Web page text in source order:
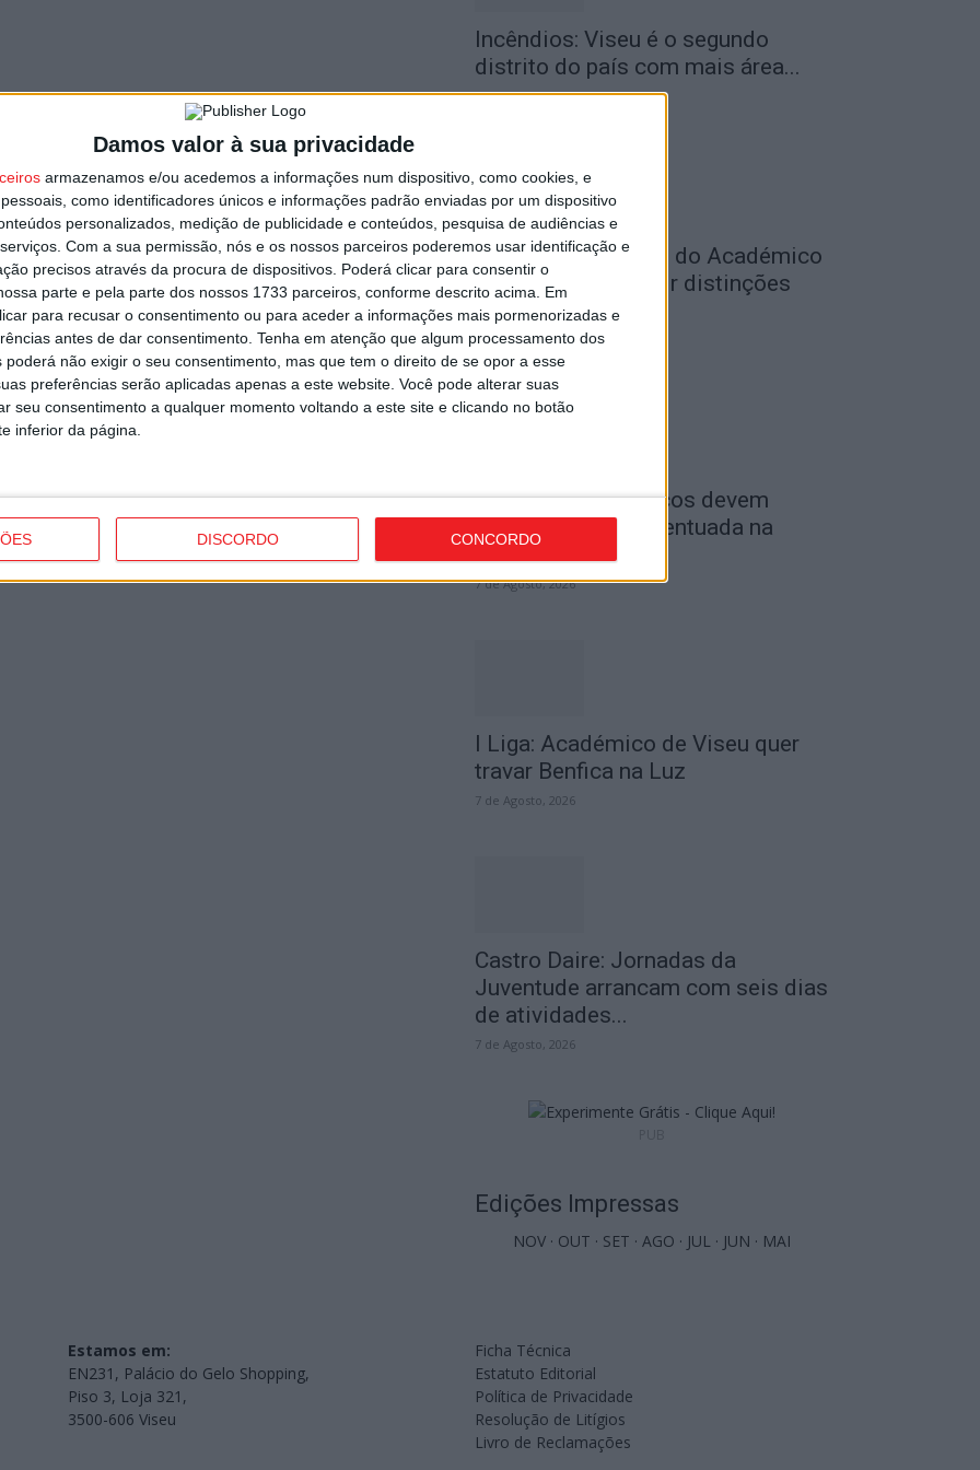
Damos valor à sua privacidade
armazenamos e/ou acedemos a informações num dispositivo, como cookies, e
como identificadores únicos e informações padrão enviadas por um dispositivo
personalizados, medição de publicidade e conteúdos, pesquisa de audiências e
Com a sua permissão, nós e os nossos parceiros poderemos usar identificação e
precisos através da procura de dispositivos. Poderá clicar para consentir o
parte e pela parte dos nossos 1733 parceiros, conforme descrito acima. Em
para recusar o consentimento ou para aceder a informações mais pormenorizadas e
antes de dar consentimento. Tenha em atenção que algum processamento dos
poderá não exigir o seu consentimento, mas que tem o direito de se opor a esse
preferências serão aplicadas apenas a este website. Você pode alterar suas
seu consentimento a qualquer momento voltando a este site e clicando no botão
inferior da página.
DISCORDO CONCORDO
Incêndios: Viseu é o segundo
distrito do país com mais área...
7 de Agosto, 2026
Futebol: Jogadores do Académico
e Tondela vão exibir distinções
oficiais nas...
7 de Agosto, 2026
Combustíveis: Preços devem
baixar de forma acentuada na
próxima semana
7 de Agosto, 2026
I Liga: Académico de Viseu quer
travar Benfica na Luz
7 de Agosto, 2026
Castro Daire: Jornadas da
Juventude arrancam com seis dias
de atividades...
7 de Agosto, 2026
Edições Impressas
NOV · OUT · SET · AGO · JUL · JUN · MAI
Estamos em:
EN231, Palácio do Gelo Shopping,
Piso 3, Loja 321,
3500-606 Viseu
Ficha Técnica
Estatuto Editorial
Política de Privacidade
Resolução de Litígios
Livro de Reclamações